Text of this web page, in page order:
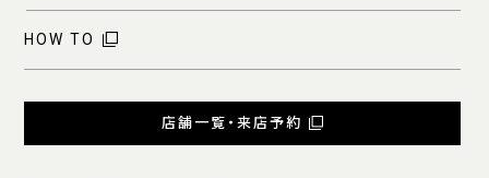
HOW TO
店舗一覧・来店予約